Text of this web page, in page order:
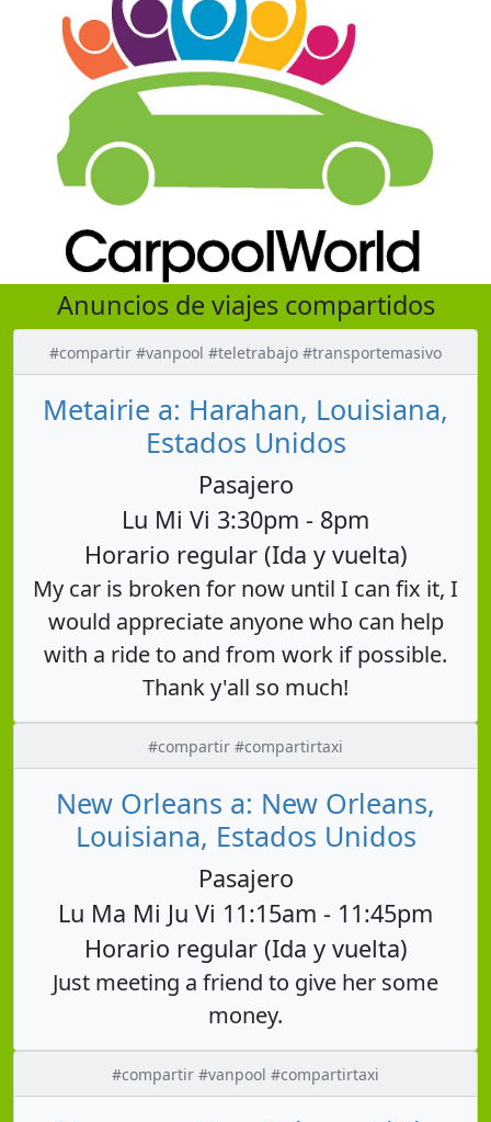
Anuncios de viajes compartidos
#compartir #vanpool #teletrabajo #transportemasivo
Metairie a: Harahan, Louisiana,
Estados Unidos
Pasajero
Lu Mi Vi 3:30pm - 8pm
Horario regular (Ida y vuelta)
My car is broken for now until I can fix it, I
would appreciate anyone who can help
with a ride to and from work if possible.
Thank y'all so much!
#compartir #compartirtaxi
New Orleans a: New Orleans,
Louisiana, Estados Unidos
Pasajero
Lu Ma Mi Ju Vi 11:15am - 11:45pm
Horario regular (Ida y vuelta)
Just meeting a friend to give her some
money.
#compartir #vanpool #compartirtaxi